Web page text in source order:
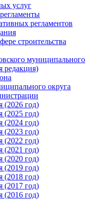
услуг
регламентов
строительства
муниципального
редакция)
округа
(2026 год)
(2025 год)
(2024 год)
(2023 год)
(2022 год)
(2021 год)
(2020 год)
(2019 год)
(2018 год)
(2017 год)
(2016 год)